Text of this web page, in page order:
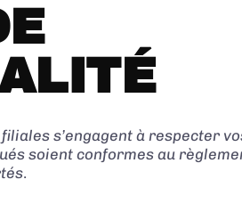
s’engagent à respecter
soient conformes au
.